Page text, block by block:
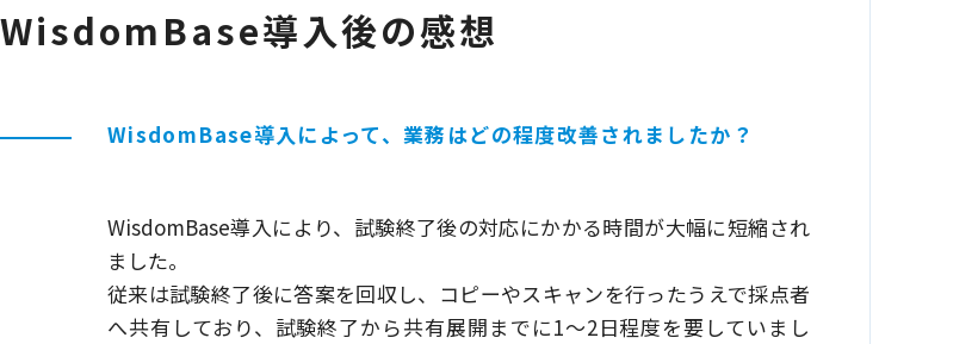
WisdomBase導入後の感想
WisdomBase導入によって、業務はどの程度改善されましたか？
WisdomBase導入により、試験終了後の対応にかかる時間が大幅に短縮され
ました。
従来は試験終了後に答案を回収し、コピーやスキャンを行ったうえで採点者
へ共有しており、試験終了から共有展開までに1〜2日程度を要していまし